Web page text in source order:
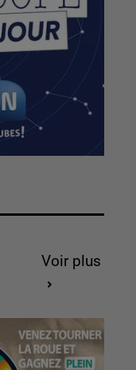
Voir plus